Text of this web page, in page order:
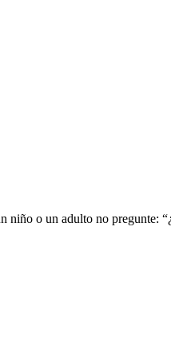
o un adulto no pregunte: